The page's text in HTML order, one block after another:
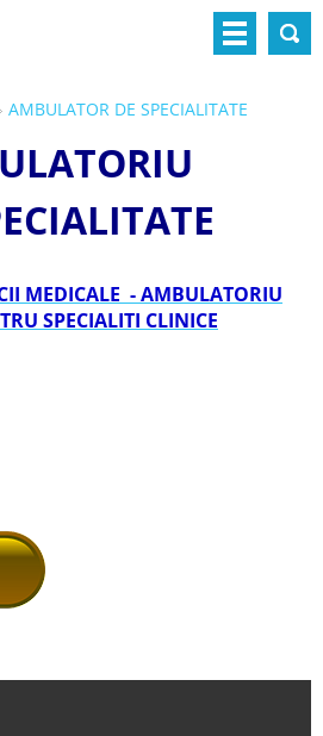
AMBULATOR DE SPECIALITATE
MEDICALE - AMBULATORIU
SPECIALITI CLINICE